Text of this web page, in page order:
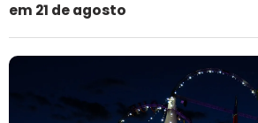
em 21 de agosto